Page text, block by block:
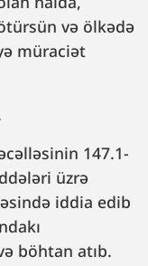
və ölkədə
müraciət
147.1-
üzrə
iddia edib
böhtan atıb.